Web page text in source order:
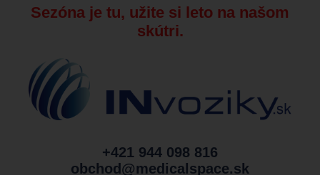
Sezóna je tu, užite si leto na našom
skútri.
+421 944 098 816
obchod@medicalspace.sk